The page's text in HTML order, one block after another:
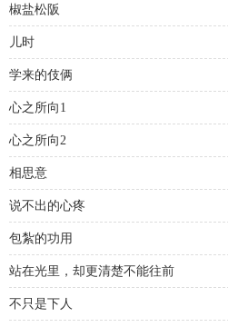
椒盐松阪
儿时
学来的伎俩
心之所向1
心之所向2
相思意
说不出的心疼
包紮的功用
站在光里，却更清楚不能往前
不只是下人